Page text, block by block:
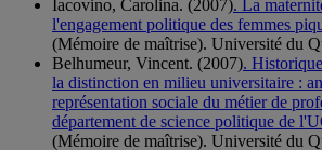
Iacovino, Carolina. (2007). La
l'engagement politique des femmes
(Mémoire de maîtrise). Université du
Belhumeur, Vincent. (2007).
la distinction en milieu universitaire :
représentation sociale du métier de
département de science politique de
(Mémoire de maîtrise). Université du